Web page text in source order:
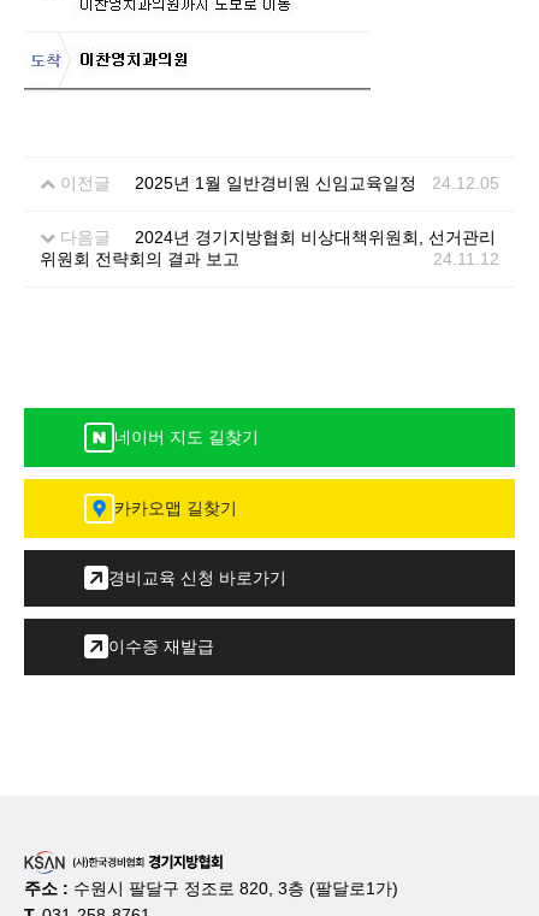
이전글 2025년 1월 일반경비원 신임교육일정 24.12.05
다음글
2024년 경기지방협회 비상대책위원회, 선거관리
위원회 전략회의 결과 보고
24.11.12
네이버 지도 길찾기
카카오맵 길찾기
경비교육 신청 바로가기
이수증 재발급
주소 : 수원시 팔달구 정조로 820, 3층 (팔달로1가)